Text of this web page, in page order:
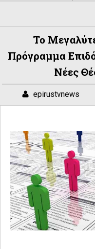
Το
Πρόγραμμα
Νέες
epirustvnews